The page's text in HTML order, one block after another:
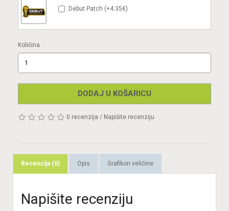
Debut Patch (+4.35€)
Količina
DODAJ U KOŠARICU
0 recenzija / Napišite recenziju
Recenzija (0) Opis Grafikon veličine
Napišite recenziju